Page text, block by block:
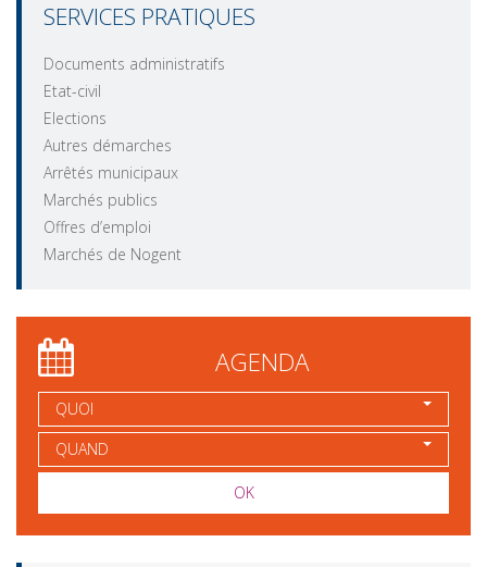
SERVICES PRATIQUES
Documents administratifs
Etat-civil
Elections
Autres démarches
Arrêtés municipaux
Marchés publics
Offres d’emploi
Marchés de Nogent
AGENDA
QUOI
QUAND
OK